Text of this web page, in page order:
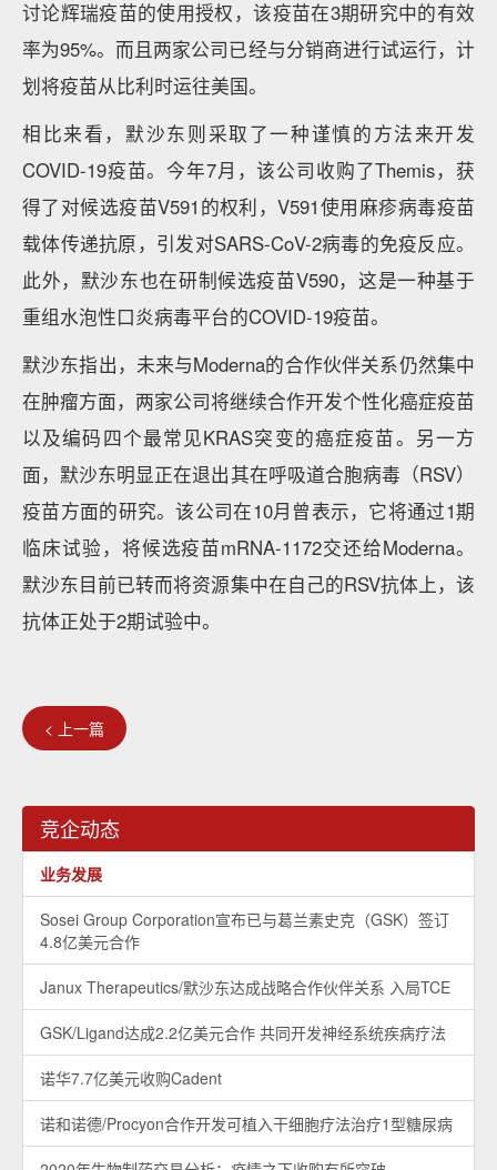
讨论辉瑞疫苗的使用授权，该疫苗在3期研究中的有效
率为95%。而且两家公司已经与分销商进行试运行，计
划将疫苗从比利时运往美国。
相比来看，默沙东则采取了一种谨慎的方法来开发
COVID-19疫苗。今年7月，该公司收购了Themis，获
得了对候选疫苗V591的权利，V591使用麻疹病毒疫苗
载体传递抗原，引发对SARS-CoV-2病毒的免疫反应。
此外，默沙东也在研制候选疫苗V590，这是一种基于
重组水泡性口炎病毒平台的COVID-19疫苗。
默沙东指出，未来与Moderna的合作伙伴关系仍然集中
在肿瘤方面，两家公司将继续合作开发个性化癌症疫苗
以及编码四个最常见KRAS突变的癌症疫苗。另一方
面，默沙东明显正在退出其在呼吸道合胞病毒（RSV）
疫苗方面的研究。该公司在10月曾表示，它将通过1期
临床试验，将候选疫苗mRNA-1172交还给Moderna。
默沙东目前已转而将资源集中在自己的RSV抗体上，该
抗体正处于2期试验中。
< 上一篇
竞企动态
业务发展
Sosei Group Corporation宣布已与葛兰素史克（GSK）签订
4.8亿美元合作
Janux Therapeutics/默沙东达成战略合作伙伴关系 入局TCE
GSK/Ligand达成2.2亿美元合作 共同开发神经系统疾病疗法
诺华7.7亿美元收购Cadent
诺和诺德/Procyon合作开发可植入干细胞疗法治疗1型糖尿病